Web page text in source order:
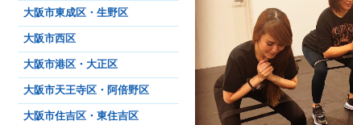
大阪市東成区・生野区
大阪市西区
大阪市港区・大正区
大阪市天王寺区・阿倍野区
大阪市住吉区・東住吉区